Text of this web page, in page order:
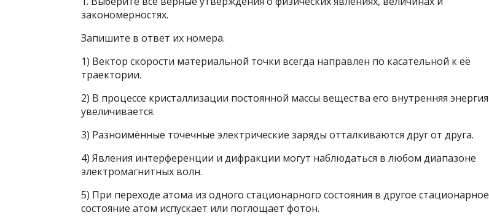
закономерностях.
Запишите в ответ их номера.
1) Вектор скорости материальной точки всегда направлен по касательной к её
траектории.
2) В процессе кристаллизации постоянной массы вещества его внутренняя энергия
увеличивается.
3) Разноимённые точечные электрические заряды отталкиваются друг от друга.
4) Явления интерференции и дифракции могут наблюдаться в любом диапазоне
электромагнитных волн.
5) При переходе атома из одного стационарного состояния в другое стационарное
состояние атом испускает или поглощает фотон.